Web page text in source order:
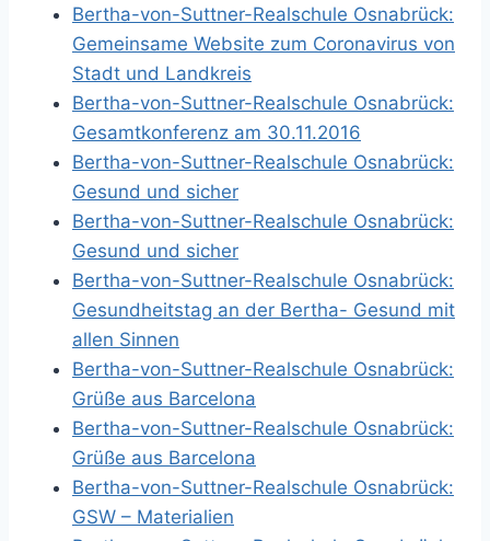
Bertha-von-Suttner-Realschule Osnabrück:
Gemeinsame Website zum Coronavirus von
Stadt und Landkreis
Bertha-von-Suttner-Realschule Osnabrück:
Gesamtkonferenz am 30.11.2016
Bertha-von-Suttner-Realschule Osnabrück:
Gesund und sicher
Bertha-von-Suttner-Realschule Osnabrück:
Gesund und sicher
Bertha-von-Suttner-Realschule Osnabrück:
Gesundheitstag an der Bertha- Gesund mit
allen Sinnen
Bertha-von-Suttner-Realschule Osnabrück:
Grüße aus Barcelona
Bertha-von-Suttner-Realschule Osnabrück:
Grüße aus Barcelona
Bertha-von-Suttner-Realschule Osnabrück:
GSW – Materialien